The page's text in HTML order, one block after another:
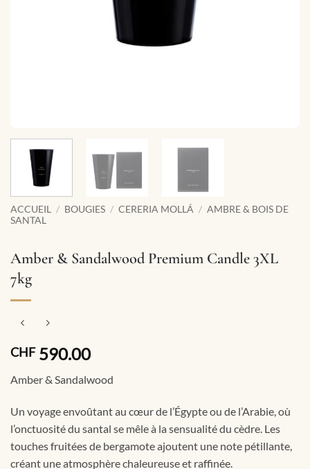
ACCUEIL / BOUGIES / CERERIA MOLLÁ / AMBRE & BOIS DE
SANTAL
Amber & Sandalwood Premium Candle 3XL
7kg
CHF590.00
Amber & Sandalwood
Un voyage envoûtant au cœur de l’Égypte ou de l’Arabie, où
l’onctuosité du santal se mêle à la sensualité du cèdre. Les
touches fruitées de bergamote ajoutent une note pétillante,
créant une atmosphère chaleureuse et raffinée.